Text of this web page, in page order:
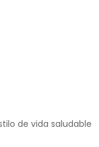
de vida saludable